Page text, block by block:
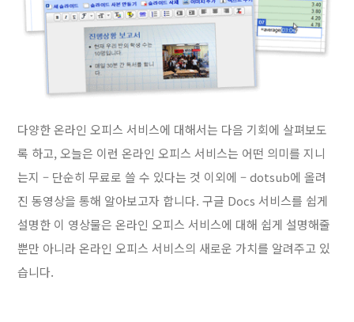
다양한 온라인 오피스 서비스에 대해서는 다음 기회에 살펴보도
록 하고, 오늘은 이런 온라인 오피스 서비스는 어떤 의미를 지니
는지 – 단순히 무료로 쓸 수 있다는 것 이외에 – dotsub에 올려
진 동영상을 통해 알아보고자 합니다. 구글 Docs 서비스를 쉽게
설명한 이 영상물은 온라인 오피스 서비스에 대해 쉽게 설명해줄
뿐만 아니라 온라인 오피스 서비스의 새로운 가치를 알려주고 있
습니다.